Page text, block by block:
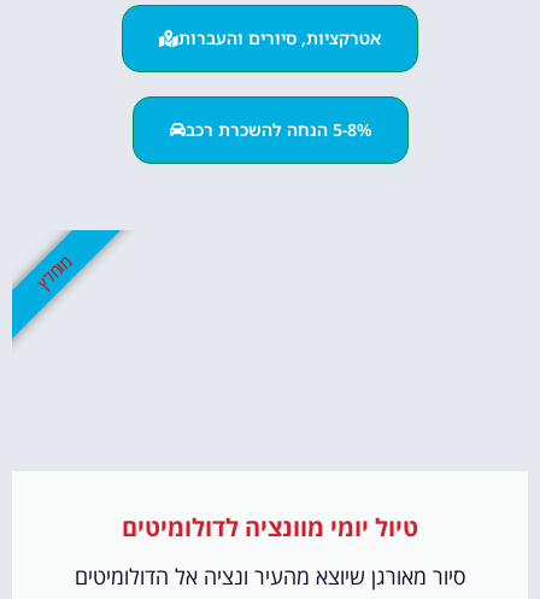
אטרקציות, סיורים והעברות
5-8% הנחה להשכרת רכב
טיול יומי מוונציה לדולומיטים
סיור מאורגן שיוצא מהעיר ונציה אל הדולומיטים
מומלץ